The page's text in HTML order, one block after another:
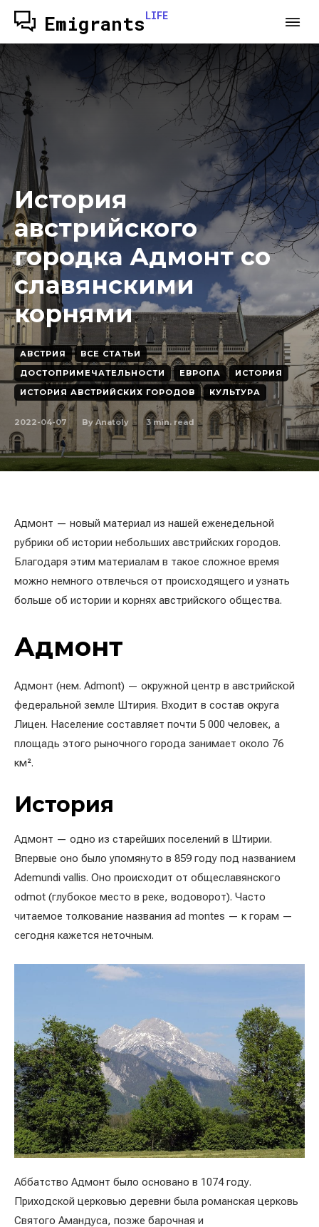
EmigrantsLIFE
История
австрийского
городка Адмонт со
славянскими
корнями
АВСТРИЯ
ВСЕ СТАТЬИ
ДОСТОПРИМЕЧАТЕЛЬНОСТИ
ЕВРОПА
ИСТОРИЯ
ИСТОРИЯ АВСТРИЙСКИХ ГОРОДОВ
КУЛЬТУРА
2022-04-07 By Anatoly 3min. read
Адмонт — новый материал из нашей еженедельной
рубрики об истории небольших австрийских городов.
Благодаря этим материалам в такое сложное время
можно немного отвлечься от происходящего и узнать
больше об истории и корнях австрийского общества.
Адмонт
Адмонт (нем. Admont) — окружной центр в австрийской
федеральной земле Штирия. Входит в состав округа
Лицен. Население составляет почти 5 000 человек, а
площадь этого рыночного города занимает около 76
км².
История
Адмонт — одно из старейших поселений в Штирии.
Впервые оно было упомянуто в 859 году под названием
Ademundi vallis. Оно происходит от общеславянского
odmot (глубокое место в реке, водоворот). Часто
читаемое толкование названия ad montes — к горам —
сегодня кажется неточным.
Аббатство Адмонт было основано в 1074 году.
Приходской церковью деревни была романская церковь
Святого Амандуса, позже барочная и